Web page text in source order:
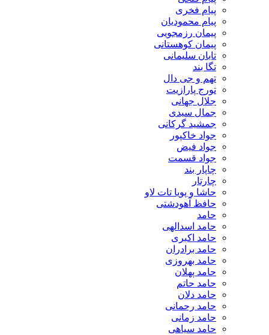
پیام فخری
پیام محمودیان
پیمان رزمجویی
پیمان کوهستانی
تابان سلیمانی
تگا بند
تهم و جی دال
تورج پارازیت
جلال جهانی
جمال سیدی
جمشید گرکانی
جواد خاکپور
جواد فیض
جواد قسمت
چاپار بند
چارتار
حاشا و پویا تات لاو
حافظ آهودشتی
حامد
حامد اسدالهی
حامد اکبری
حامد برادران
حامد بهروزی
حامد پهلان
حامد حاتم
حامد دلان
حامد رحمانی
حامد زمانی
حامد سیاهی